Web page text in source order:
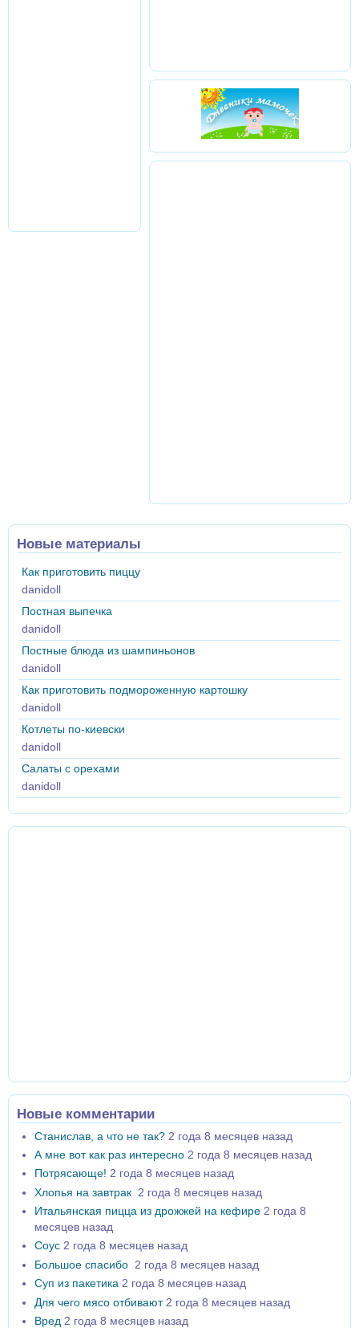
Новые материалы
Как приготовить пиццу
danidoll
Постная выпечка
danidoll
Постные блюда из шампиньонов
danidoll
Как приготовить подмороженную картошку
danidoll
Котлеты по-киевски
danidoll
Салаты с орехами
danidoll
Новые комментарии
Станислав, а что не так? 2 года 8 месяцев назад
А мне вот как раз интересно 2 года 8 месяцев назад
Потрясающе! 2 года 8 месяцев назад
Хлопья на завтрак 2 года 8 месяцев назад
Итальянская пицца из дрожжей на кефире 2 года 8
месяцев назад
Соус 2 года 8 месяцев назад
Большое спасибо 2 года 8 месяцев назад
Суп из пакетика 2 года 8 месяцев назад
Для чего мясо отбивают 2 года 8 месяцев назад
Вред 2 года 8 месяцев назад